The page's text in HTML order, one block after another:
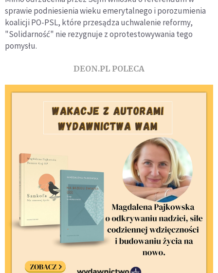
sprawie podniesienia wieku emerytalnego i porozumienia
koalicji PO-PSL, które przesądza uchwalenie reformy,
"Solidarność" nie rezygnuje z oprotestowywania tego
pomysłu.
DEON.PL POLECA